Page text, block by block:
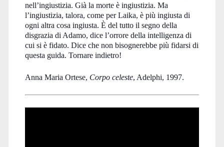
nell’ingiustizia. Già la morte è ingiustizia. Ma
l’ingiustizia, talora, come per Laika, è più ingiusta di
ogni altra cosa ingiusta. È del tutto il segno della
disgrazia di Adamo, dice l’orrore della intelligenza di
cui si è fidato. Dice che non bisognerebbe più fidarsi di
questa guida. Tornare indietro!
Anna Maria Ortese, Corpo celeste, Adelphi, 1997.